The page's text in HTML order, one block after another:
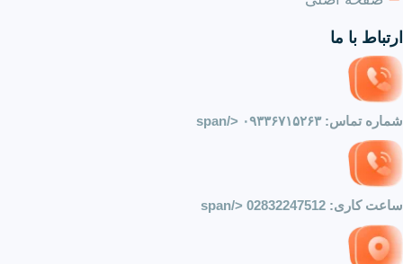
ارتباط با ما
شماره تماس:۰۹۳۳۶۷۱۵۲۶۳ </span
ساعت کاری: 02832247512
</span